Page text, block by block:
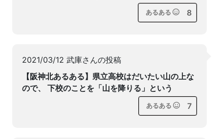
あるある 8
2021/03/12 武庫さんの投稿
【阪神北あるある】県立高校はだいたい山の上な
ので、 下校のことを「山を降りる」という
あるある 7